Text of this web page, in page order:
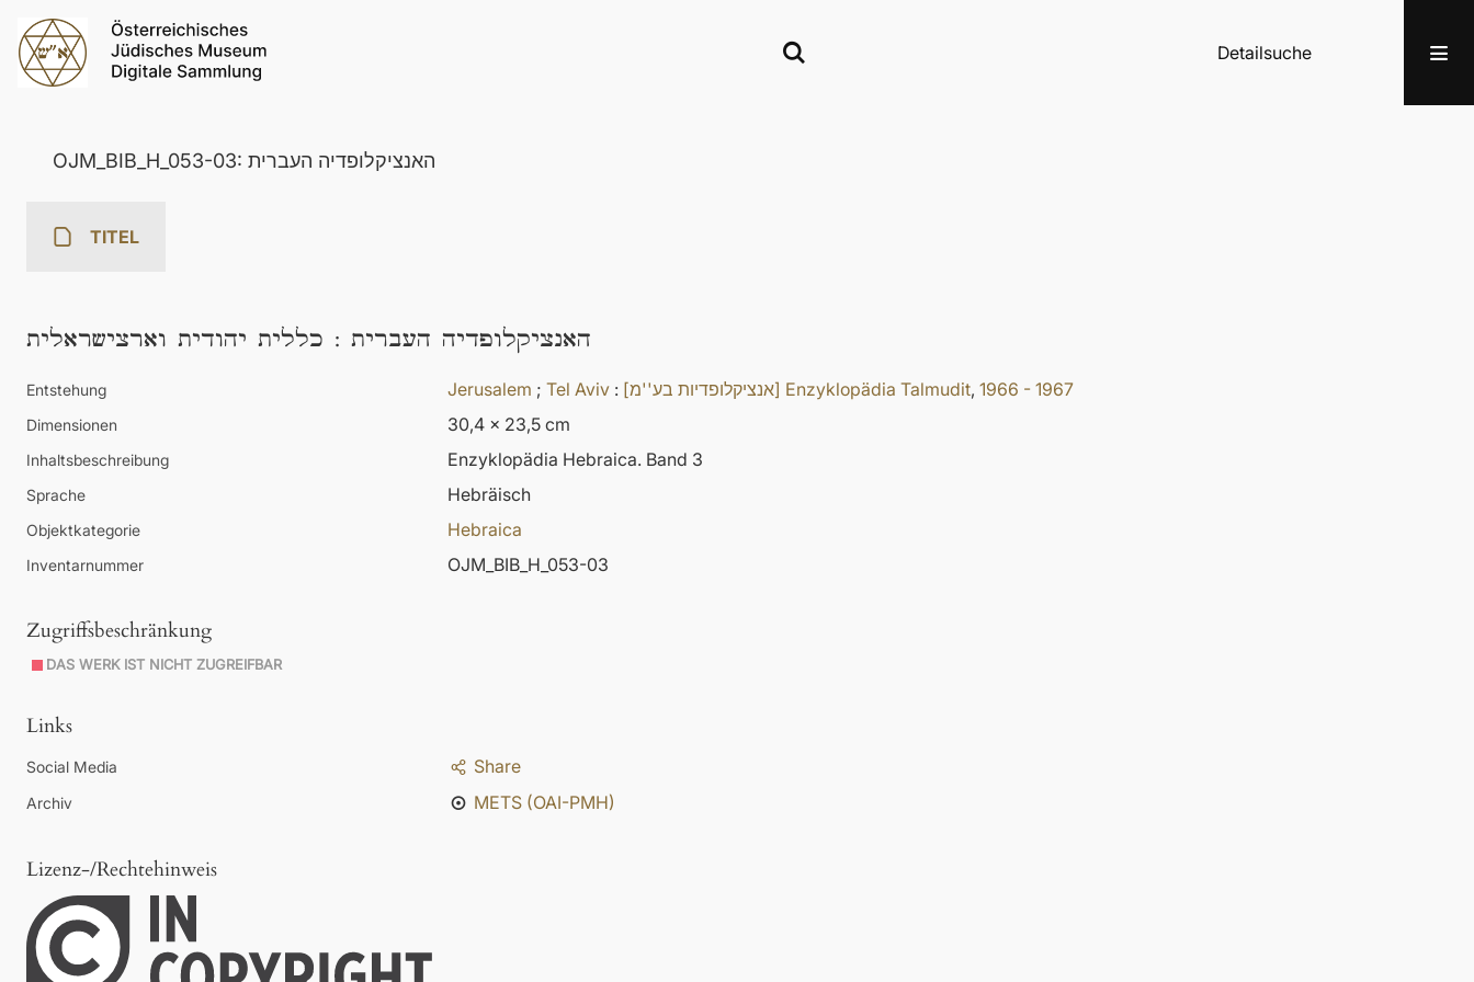
Detailsuche
OJM_BIB_H_053-03: האנציקלופדיה העברית
TITEL
האנציקלופדיה העברית : כללית יהודית וארצישראלית
Entstehung Jerusalem ; Tel Aviv : [אנציקלופדיות בע''מ] Enzyklopädia Talmudit, 1966 - 1967
Dimensionen 30,4 x 23,5 cm
Inhaltsbeschreibung Enzyklopädia Hebraica. Band 3
Sprache Hebräisch
Objektkategorie Hebraica
Inventarnummer OJM_BIB_H_053-03
Zugriffsbeschränkung
DAS WERK IST NICHT ZUGREIFBAR
Links
Social Media Share
Archiv METS (OAI-PMH)
Lizenz-/Rechtehinweis